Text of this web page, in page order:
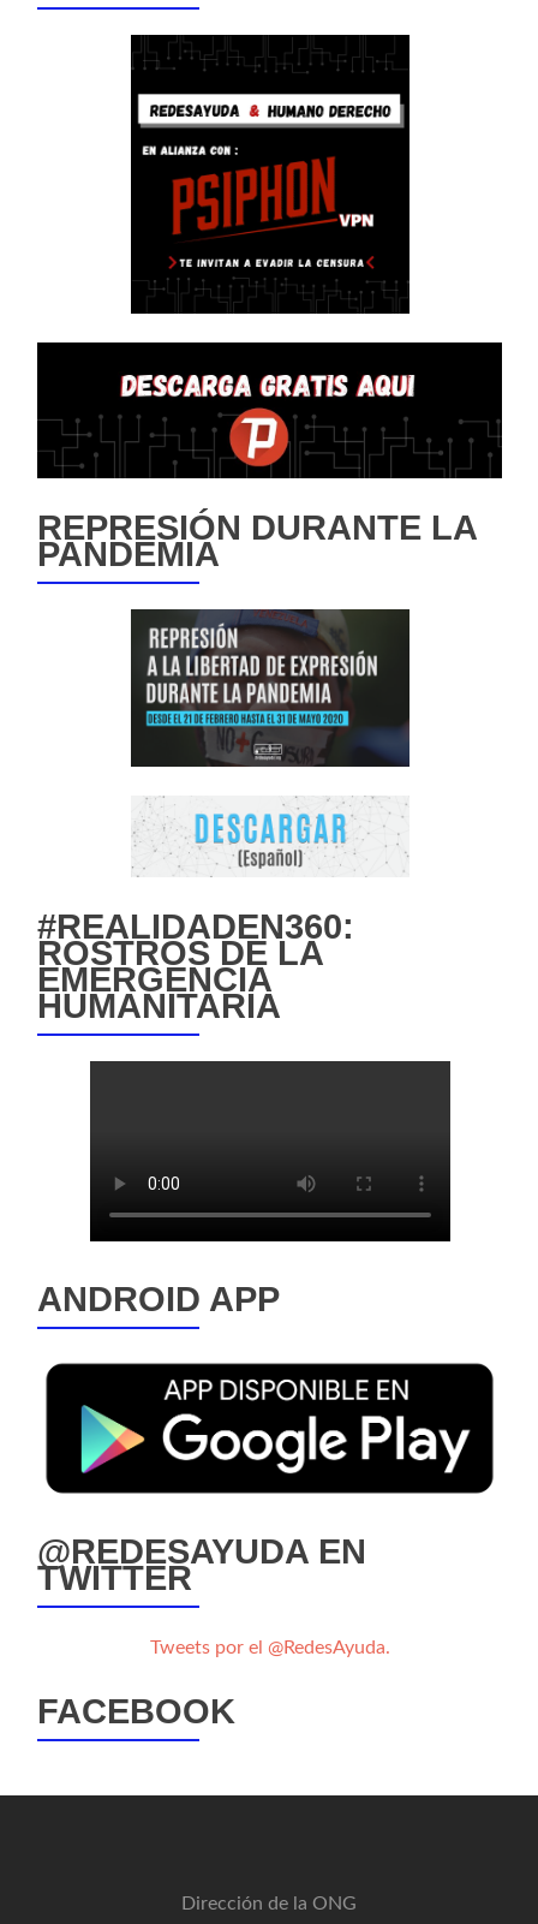
REPRESIÓN DURANTE LA
PANDEMIA
#REALIDADEN360:
ROSTROS DE LA
EMERGENCIA
HUMANITARIA
ANDROID APP
@REDESAYUDA EN
TWITTER
Tweets por el @RedesAyuda.
FACEBOOK
Dirección de la ONG